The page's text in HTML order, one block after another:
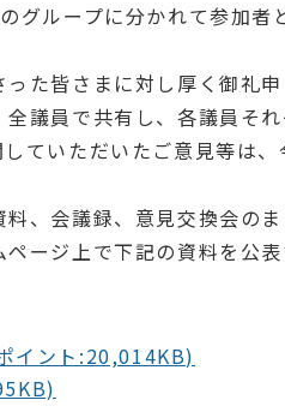
グループに分かれて参加者
た皆さまに対し厚く御礼申
議員で共有し、各議員そ
ていただいたご意見等は
、会議録、意見交換会の
ージ上で下記の資料を公
イント:20,014KB)